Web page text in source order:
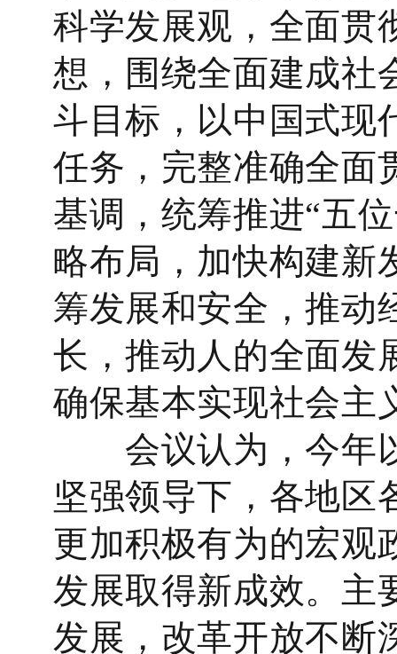
科学发展观，全面贯
想，围绕全面建成社
斗目标，以中国式现
任务，完整准确全面
基调，统筹推进“五
略布局，加快构建新
筹发展和安全，推动
长，推动人的全面发
确保基本实现社会主
会议认为，今年以
坚强领导下，各地区
更加积极有为的宏观
发展取得新成效。主
发展，改革开放不断